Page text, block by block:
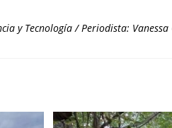
y Tecnología / Periodista: Vanessa